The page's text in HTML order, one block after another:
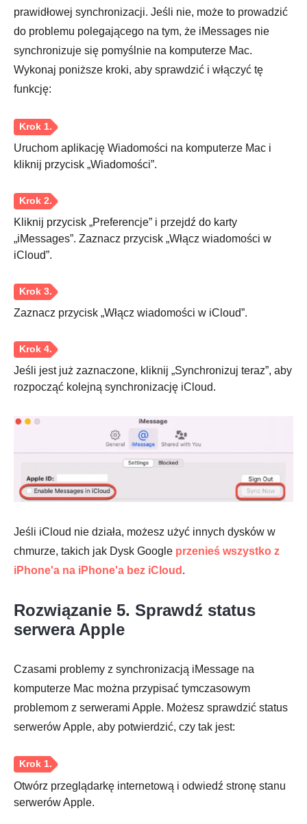
Krok 2.
Krok 3.
prawidłowej synchronizacji. Jeśli nie, może to prowadzić
do problemu polegającego na tym, że iMessages nie
synchronizuje się pomyślnie na komputerze Mac.
Wykonaj poniższe kroki, aby sprawdzić i włączyć tę
funkcję:
Uruchom aplikację Wiadomości na komputerze Mac i
kliknij przycisk „Wiadomości”.
Kliknij przycisk „Preferencje” i przejdź do karty
„iMessages”. Zaznacz przycisk „Włącz wiadomości w
iCloud”.
Zaznacz przycisk „Włącz wiadomości w iCloud”.
Jeśli jest już zaznaczone, kliknij „Synchronizuj teraz”, aby
rozpocząć kolejną synchronizację iCloud.
Jeśli iCloud nie działa, możesz użyć innych dysków w
chmurze, takich jak Dysk Google przenieś wszystko z
iPhone'a na iPhone'a bez iCloud .
Rozwiązanie 5. Sprawdź status
serwera Apple
Czasami problemy z synchronizacją iMessage na
komputerze Mac można przypisać tymczasowym
problemom z serwerami Apple. Możesz sprawdzić status
serwerów Apple, aby potwierdzić, czy tak jest:
Otwórz przeglądarkę internetową i odwiedź stronę stanu
serwerów Apple.